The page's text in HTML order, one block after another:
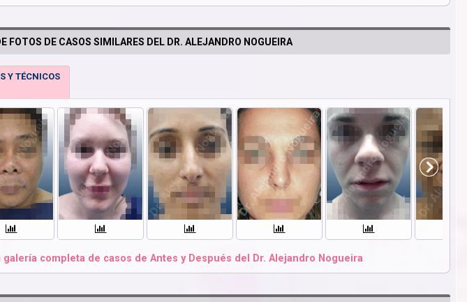
FOTOS DE CASOS SIMILARES DEL DR. ALEJANDRO NOGUEIRA
Y TÉCNICOS
completa de casos de Antes y Después del Dr. Alejandro Nogueira